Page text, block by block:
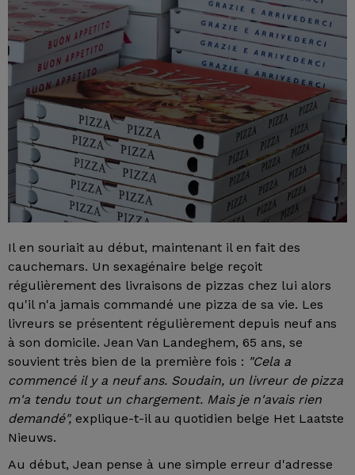
Il en souriait au début, maintenant il en fait des
cauchemars. Un sexagénaire belge reçoit
régulièrement des livraisons de pizzas chez lui alors
qu'il n'a jamais commandé une pizza de sa vie. Les
livreurs se présentent régulièrement depuis neuf ans
à son domicile. Jean Van Landeghem, 65 ans, se
souvient très bien de la première fois : "Cela a
commencé il y a neuf ans. Soudain, un livreur de pizza
m'a tendu tout un chargement. Mais je n'avais rien
demandé", explique-t-il au quotidien belge Het Laatste
Nieuws.
Au début, Jean pense à une simple erreur d'adresse